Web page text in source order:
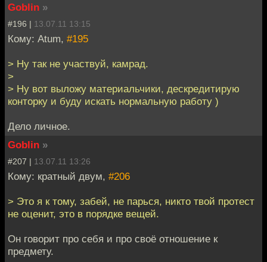
Goblin »
#196 | 13.07.11 13:15
Кому: Atum, #195
> Ну так не участвуй, камрад.
>
> Ну вот выложу материальчики, дескредитирую
конторку и буду искать нормальную работу )
Дело личное.
Goblin »
#207 | 13.07.11 13:26
Кому: кратный двум, #206
> Это я к тому, забей, не парься, никто твой протест
не оценит, это в порядке вещей.
Он говорит про себя и про своё отношение к
предмету.